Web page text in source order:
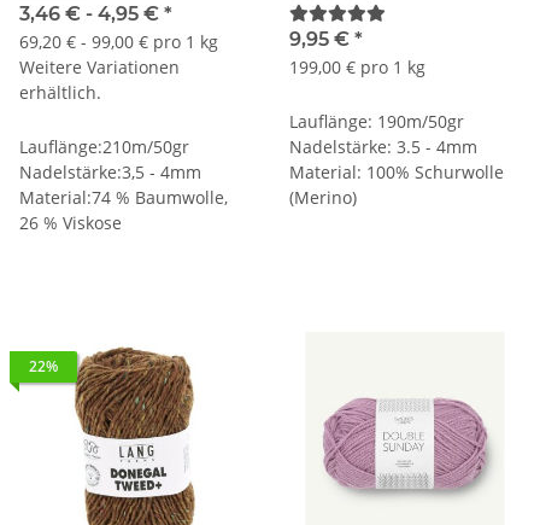
3,46 € - 4,95 € *
69,20 € - 99,00 € pro 1 kg
Weitere Variationen
erhältlich.
Lauflänge:210m/50gr
Nadelstärke:3,5 - 4mm
Material:74 % Baumwolle,
26 % Viskose
9,95 € *
199,00 € pro 1 kg
Lauflänge: 190m/50gr
Nadelstärke: 3.5 - 4mm
Material: 100% Schurwolle
(Merino)
22%